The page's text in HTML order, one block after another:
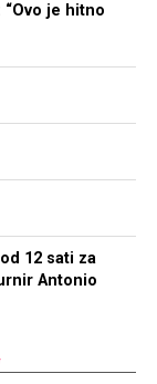
je hitno
od 12 sati za
Antonio